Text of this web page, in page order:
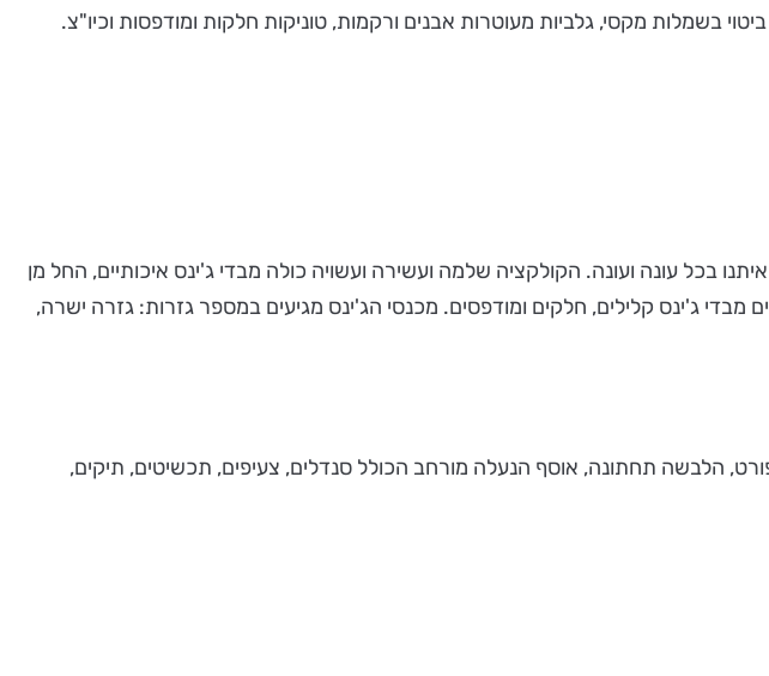
בשמלות מקסי, גלביות מעוטרות אבנים ורקמות, טוניקות חלקות ומודפסות וכיו"צ.
עונה ועונה. הקולקציה שלמה ועשירה ועשויה כולה מבדי ג'ינס איכותיים, החל מן
מבדי ג'ינס קלילים, חלקים ומודפסים. מכנסי הג'ינס מגיעים במספר גזרות: גזרה ישרה,
בגדי הספורט, הלבשה תחתונה, אוסף הנעלה מורחב הכולל סנדלים, צעיפים, תכשיטים, תיקים,